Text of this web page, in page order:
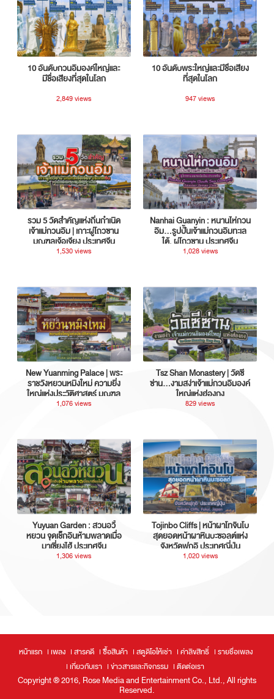
10 อันดับกวนอิมองค์ใหญ่และ
มีชื่อเสียงที่สุดในโลก
2,849 views
10 อันดับพระใหญ่และมีชื่อเสียง
ที่สุดในโลก
947 views
รวม 5 วัดสำคัญแห่งถิ่นกำเนิด
เจ้าแม่กวนอิม | เกาะผู่โถวซาน
มณฑลเจ้อเจียง ประเทศจีน
1,530 views
Nanhai Guanyin : หนานไห่กวน
อิม...รูปปั้นเจ้าแม่กวนอิมทะเล
ใต้, ผู่โถวซาน ประเทศจีน
1,028 views
New Yuanming Palace | พระ
ราชวังหยวนหมิงใหม่ ความยิ่ง
ใหญ่แห่งประวัติศาสตร์ มณฑล
กวางตุ้ง ประเทศจีน
1,076 views
Tsz Shan Monastery | วัดซี
ซ่าน…งามสง่าเจ้าแม่กวนอิมองค์
ใหญ่แห่งฮ่องกง
829 views
Yuyuan Garden : สวนอวี้
หยวน จุดเช็กอินห้ามพลาดเมื่อ
มาเซี่ยงไฮ้ ประเทศจีน
1,306 views
Tojinbo Cliffs | หน้าผาโทจินโบ
สุดยอดหน้าผาหินบะซอลต์แห่ง
จังหวัดฟุกุอิ ประเทศญี่ปุ่น
1,020 views
หน้าแรก เพลง สารคดี ซื้อสินค้า สตูดิโอให้เช่า ค่าลิขสิทธิ์
รายชื่อเพลง
เกี่ยวกับเรา
ข่าวสารและกิจกรรม ติดต่อเรา
Copyright ® 2016, Rose Media and Entertainment Co., Ltd., All rights
Reserved.